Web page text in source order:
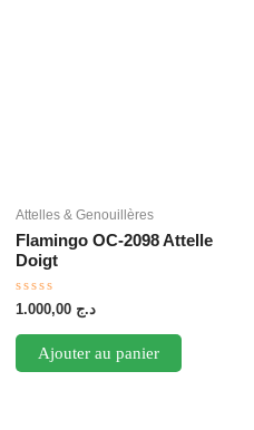
Attelles & Genouillères
Flamingo OC-2098 Attelle
Doigt
Note
sur
د.ج
Ajouter au panier